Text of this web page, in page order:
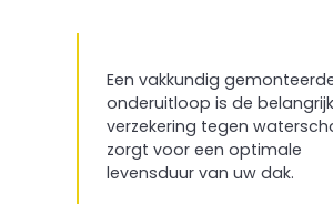
Een vakkundig
onderuitloop is de
verzekering tegen
zorgt voor een optimale
levensduur van uw dak.